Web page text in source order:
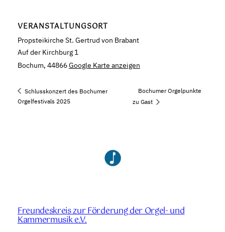
VERANSTALTUNGSORT
Propsteikirche St. Gertrud von Brabant
Auf der Kirchburg 1
Bochum, 44866Google Karte anzeigen
Schlusskonzert des Bochumer
Orgelfestivals 2025
Bochumer Orgelpunkte
zu Gast
Freundeskreis zur Förderung der Orgel- und
Kammermusik e.V.